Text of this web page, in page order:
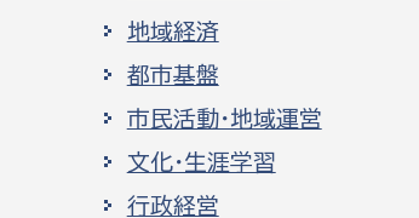
農業委員会事務局
農業委員会事務局
地域経済
都市基盤
市民活動・地域運営
文化・生涯学習
行政経営